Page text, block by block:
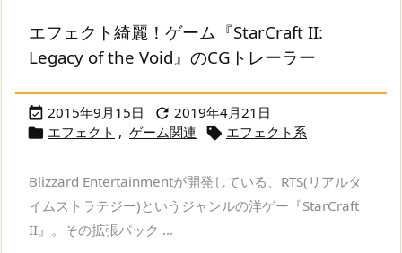
エフェクト綺麗！ゲーム『StarCraft II:
Legacy of the Void』のCGトレーラー
 2015年9月15日  2019年4月21日
 エフェクト , ゲーム関連  エフェクト系
Blizzard Entertainmentが開発している、RTS(リアルタ
イムストラテジー)というジャンルの洋ゲー『StarCraft
II』。その拡張パック ...